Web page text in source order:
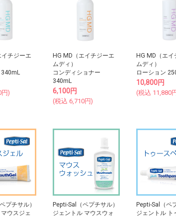
イチジーエ
340mL
円)
HG MD（エイチジーエ
ムディ）
コンディショナー
340mL
6,100円
(税込 6,710円)
HG MD（エイ
ムディ）
ローション
10,800円
(税込 11,880
プチサル）
ウスジェ
Pepti-Sal（ペプチサル）
ジェントル マウスウォ
Pepti-Sal（ペ
ジェントル ト